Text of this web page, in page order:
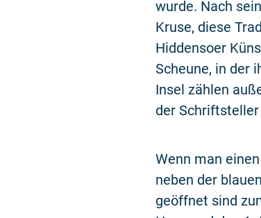
wurde. Nach
Kruse, diese
Hiddensoer
Scheune, in der
Insel zählen
der
Wenn man
neben der
geöffnet sind